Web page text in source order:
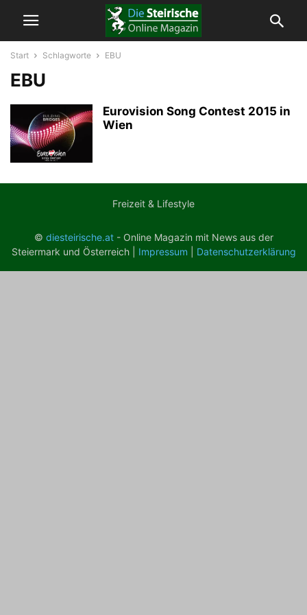
Start Schlagworte EBU
EBU
Eurovision Song Contest 2015 in
Wien
Freizeit & Lifestyle
© diesteirische.at- Online Magazin mit News aus der
Steiermark und Österreich | Impressum Datenschutzerklärung